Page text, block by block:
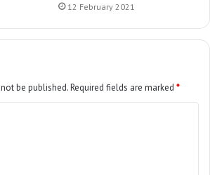
12 February 2021
be published.Required fields are marked *